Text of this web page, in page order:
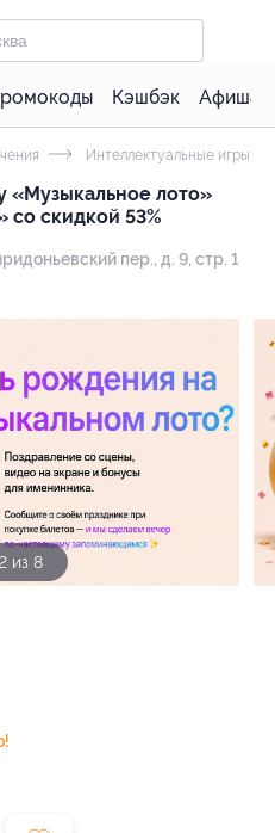
Кэшбэк Афиша
Интеллектуальные игры
«Музыкальное лото»
со скидкой 53%
пер., д. 9, стр. 1
из 8